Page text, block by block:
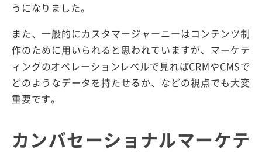
うになりました。
また、一般的にカスタマージャーニーはコンテンツ制
作のために用いられると思われていますが、マーケテ
ィングのオペレーションレベルで見ればCRMやCMSで
どのようなデータを持たせるか、などの視点でも大変
重要です。
カンバセーショナルマーケテ